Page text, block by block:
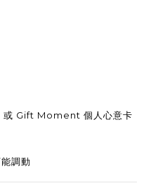
或 Gift Moment 個人心意卡
調動